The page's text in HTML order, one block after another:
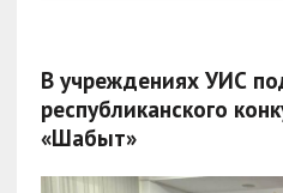
В учреждениях УИС
республиканского
«Шабыт»